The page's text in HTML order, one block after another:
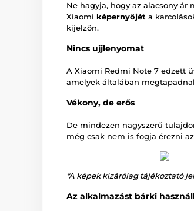
Ne hagyja, hogy az alacsony ár
Xiaomi képernyőjét a
kijelzőn.
Nincs ujjlenyomat
A Xiaomi Redmi Note 7 edzett
amelyek általában
Vékony, de erős
De mindezen nagyszerű
még csak nem is fogja érezni
*A képek kizárólag tájékoztató
Az alkalmazást bárki